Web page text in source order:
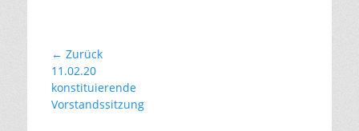
Beitragsnavigation
← Zurück
Vorhergehender
Beitrag:
11.02.20
konstituierende
Vorstandssitzung